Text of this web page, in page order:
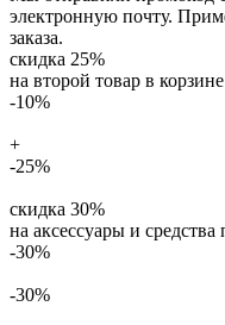
электронную почту.
заказа.
скидка 25%
на второй товар в корзине
-10%
+
-25%
скидка 30%
на аксессуары и средства
-30%
-30%